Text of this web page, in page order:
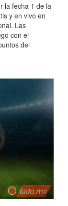
la fecha 1 de la
y en vivo en
Las
con el
del